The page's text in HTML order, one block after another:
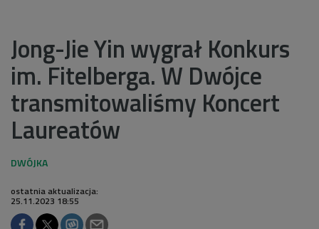
Jong-Jie Yin wygrał Konkurs
im. Fitelberga. W Dwójce
transmitowaliśmy Koncert
Laureatów
ostatnia aktualizacja:
25.11.2023 18:55